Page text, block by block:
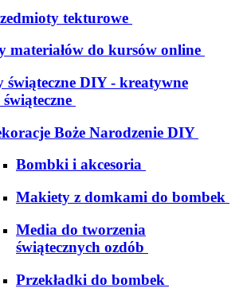
tekturowe
materiałów do kursów online
świąteczne DIY - kreatywne
Boże Narodzenie DIY
Bombki i akcesoria
Makiety z domkami do bombek
Media do tworzenia
świątecznych ozdób
Przekładki do bombek